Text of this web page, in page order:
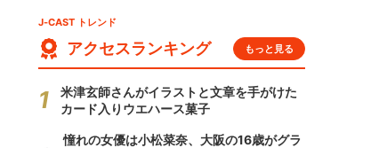
J-CAST トレンド
アクセスランキング もっと見る
米津玄師さんがイラストと文章を手がけた
カード入りウエハース菓子
憧れの女優は小松菜奈、大阪の16歳がグラ